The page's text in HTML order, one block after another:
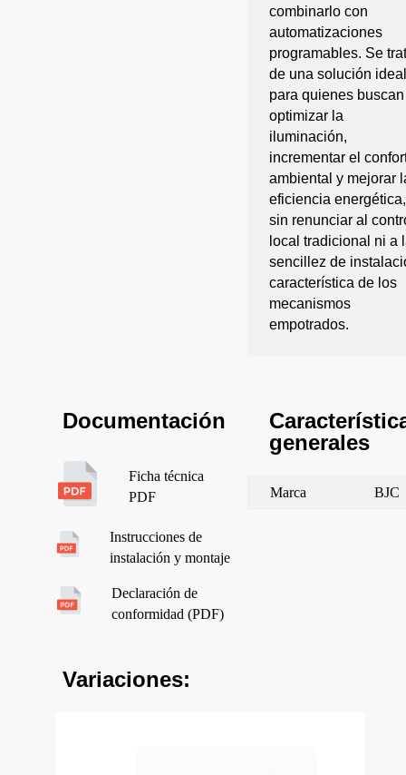
combinarlo con
automatizaciones
programables. Se
de una solución ideal
para quienes buscan
optimizar la
iluminación,
incrementar el
ambiental y mejorar
eficiencia energética,
sin renunciar al
local tradicional ni a
sencillez de
característica de los
mecanismos
empotrados.
Documentación
Ficha técnica
PDF
Instrucciones de
instalación y montaje
Declaración de
conformidad (PDF)
generales
Marca BJC
Variaciones: